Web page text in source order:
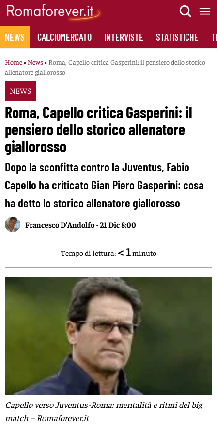
Skip
content
NEWS CALCIOMERCATO INTERVISTE STATISTICHE
Home» News» Roma, Capello critica Gasperini: il pensiero dello storico
allenatore giallorosso
NEWS
Roma, Capello critica Gasperini: il
pensiero dello storico allenatore
giallorosso
Dopo la sconfitta contro la Juventus, Fabio
Capello ha criticato Gian Piero Gasperini: cosa
ha detto lo storico allenatore giallorosso
Francesco D'Andolfo-21 Dic 8:00
Tempo di lettura: < 1 minuto
Capello verso Juventus-Roma: mentalità e ritmi del big
match – Romaforever.it